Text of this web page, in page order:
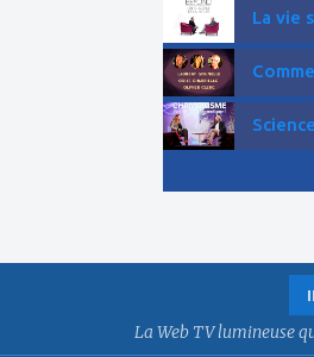
La vie
La Web TV lumineuse